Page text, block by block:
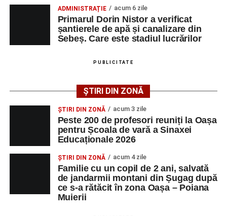
simfonic susținut în Grădina Muzeului Municipal „Ioan
Raica”, sub bagheta dirijoruluiRemus Grama, alături de
muzicieni români de prestigiu.
Și în acest an, pe scenă vor urca atât artiști consacrați, cât
cariere de succes în țară și în străinătate.
Festivalul include și o componentă cinematografică
importantă. Publicul va putea urmări mai multe producții
realizate cu implicarea producătoareiGabi Suciu
originară din Sebeș, prezentă de-a lungul timpului la
unele dintre cele mai importante festivaluri europene de
Un alt moment așteptat este show-ul susținut deDJ
Phantom (Edy Schneider)
ADMINISTRAȚIE acum 6 zile
Primarul Dorin Nistor a verificat
șantierele de apă și canalizare din
Sebeș. Care este stadiul lucrărilor
PUBLICITATE
ȘTIRI DIN ZONĂ
ȘTIRI DIN ZONĂ acum 3 zile
Peste 200 de profesori reuniți la Oașa
pentru Școala de vară a Sinaxei
Educaționale 2026
ȘTIRI DIN ZONĂ acum 4 zile
Familie cu un copil de 2 ani, salvată
de jandarmii montani din Șugag după
ce s-a rătăcit în zona Oașa – Poiana
Muierii